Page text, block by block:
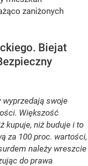
zaniżonych
Biejat
wyprzedają swoje
Większość
kupuje, niż buduje i to
za 100 proc. wartości,
należy wreszcie
do prawa